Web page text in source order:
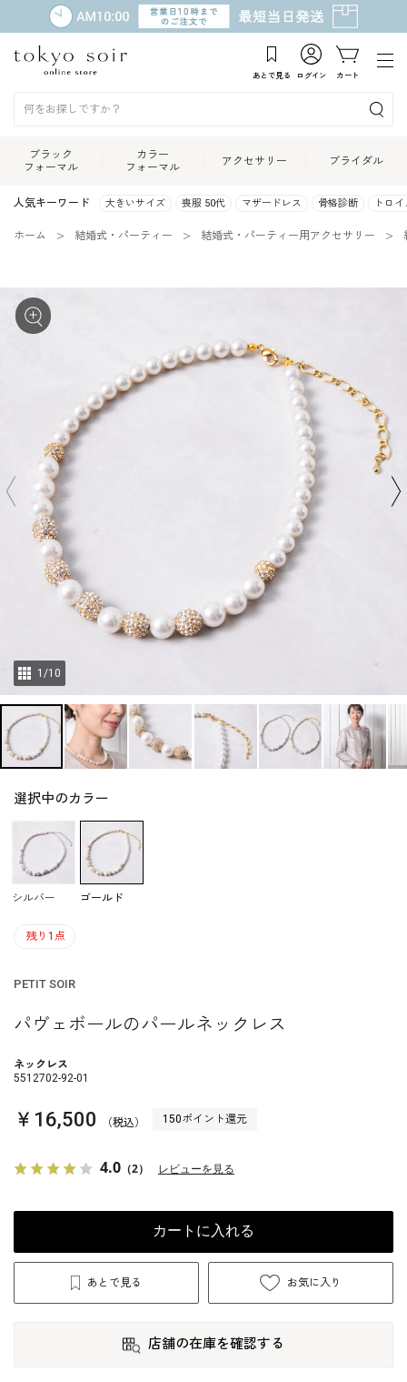
あとで見る ログイン カート
ブラック
フォーマル
カラー
フォーマル
アクセサリー ブライダル
人気キーワード 大きいサイズ 喪服 50代 マザードレス 骨格診断 トロ
ホーム 結婚式・パーティー 結婚式・パーティー用アクセサリー
1 /10
選択中のカラー
シルバー ゴールド
残り1点
PETIT SOIR
パヴェボールのパールネックレス
ネックレス
5512702-92-01
￥16,500 （税込） 150ポイント還元
4.0 （2） レビューを見る
カートに入れる
あとで見る お気に入り
店舗の在庫を確認する